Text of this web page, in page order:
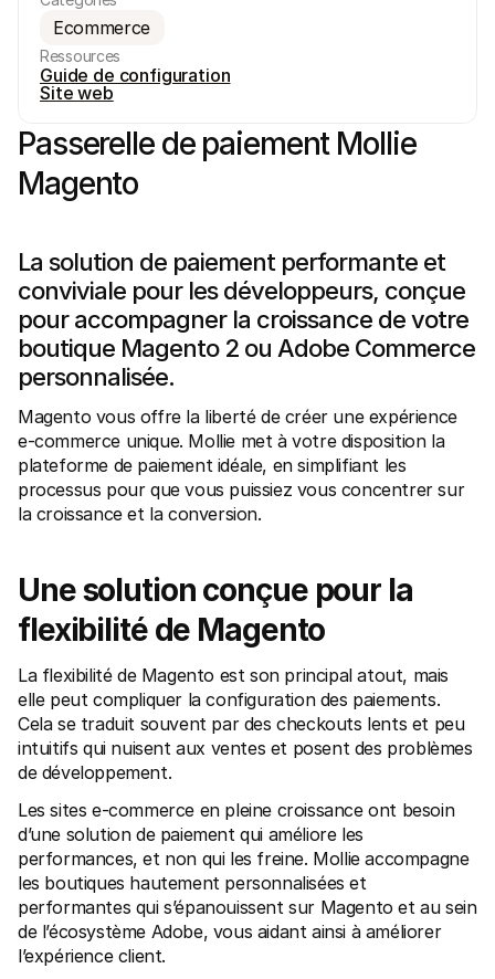
Ecommerce
Ressources
Guide de configuration
Site web
Passerelle de paiement Mollie
Magento
La solution de paiement performante et
conviviale pour les développeurs, conçue
pour accompagner la croissance de votre
boutique Magento 2 ou Adobe Commerce
personnalisée.
Magento vous offre la liberté de créer une expérience
e-commerce unique. Mollie met à votre disposition la
plateforme de paiement idéale, en simplifiant les
processus pour que vous puissiez vous concentrer sur
la croissance et la conversion.
Une solution conçue pour la
flexibilité de Magento
La flexibilité de Magento est son principal atout, mais
elle peut compliquer la configuration des paiements.
Cela se traduit souvent par des checkouts lents et peu
intuitifs qui nuisent aux ventes et posent des problèmes
de développement.
Les sites e-commerce en pleine croissance ont besoin
d’une solution de paiement qui améliore les
performances, et non qui les freine. Mollie accompagne
les boutiques hautement personnalisées et
performantes qui s’épanouissent sur Magento et au sein
de l’écosystème Adobe, vous aidant ainsi à améliorer
l’expérience client.
Ressources techniques
Portail développeurs
Découvrez les ressources de développement et les mises à
jour
Communauté Discord
Rejoignez notre communauté de développeurs
À propos de Mollie
Tarifs
Consultez nos tarifs
À propos
Notre histoire et nos valeurs
Actualités
Lire les dernières actualités de
Mollie
Nous rejoindre
Rejoignez notre équipe - nous
recrutons !
Contact
Pour les consommateurs
Contactez notre équipe support
Pour obtenir un devis
Découvrez comment nous pouvons aider votre entreprise